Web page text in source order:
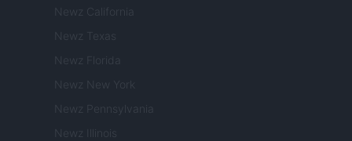
Newz California
Newz Texas
Newz Florida
Newz New York
Newz Pennsylvania
Newz Illinois